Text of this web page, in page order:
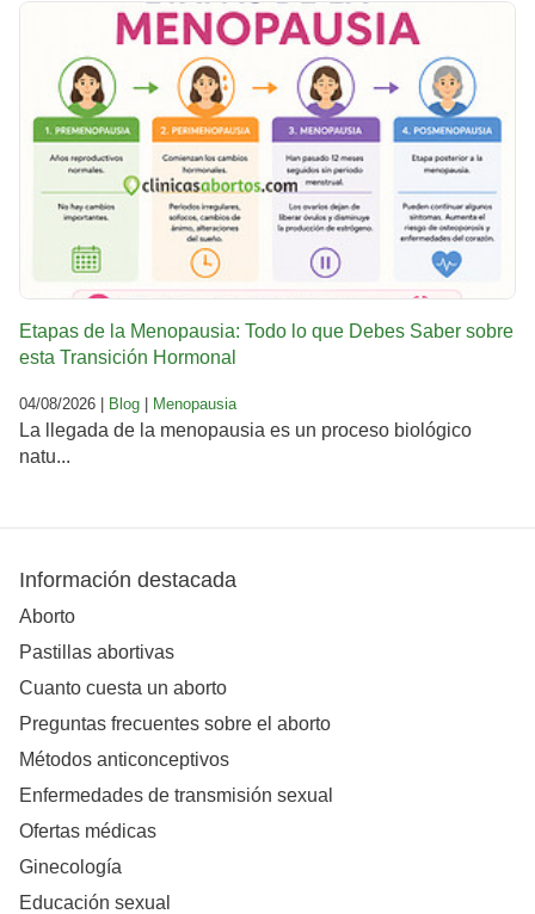
Etapas de la Menopausia: Todo lo que Debes Saber sobre
esta Transición Hormonal
04/08/2026 | Blog Menopausia
La llegada de la menopausia es un proceso biológico
natu...
Información destacada
Aborto
Pastillas abortivas
Cuanto cuesta un aborto
Preguntas frecuentes sobre el aborto
Métodos anticonceptivos
Enfermedades de transmisión sexual
Ofertas médicas
Ginecología
Educación sexual